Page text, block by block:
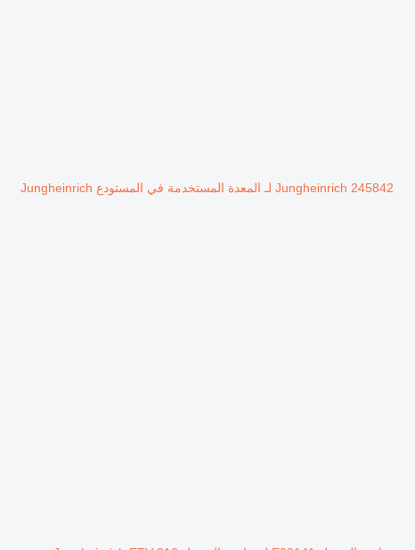
Jungheinrich 245842 لـ المعدة المستخدمة في المستودع Jungheinrich